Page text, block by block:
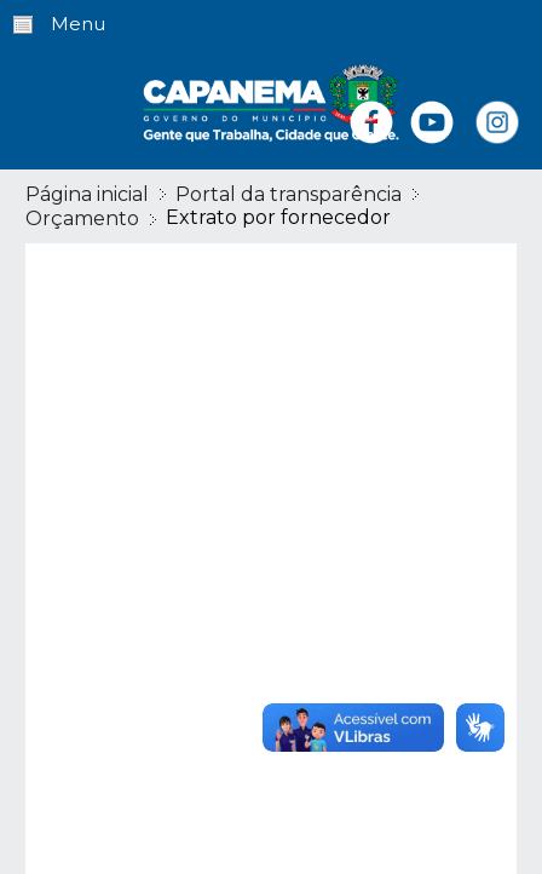
Menu
Página inicial
Portal da transparência
Orçamento
Extrato por fornecedor